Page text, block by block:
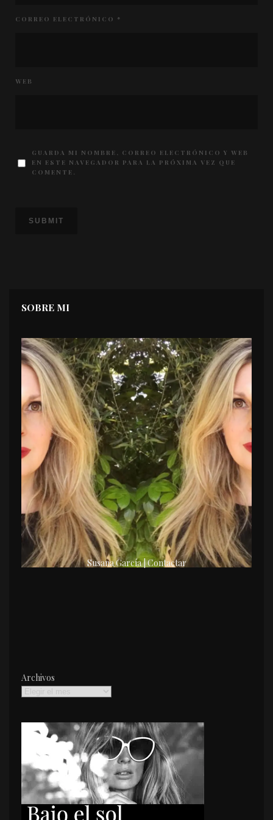
CORREO ELECTRÓNICO *
WEB
GUARDA MI NOMBRE, CORREO ELECTRÓNICO Y WEB
EN ESTE NAVEGADOR PARA LA PRÓXIMA VEZ QUE
COMENTE.
SOBRE MI
Susana García | Contactar
Archivos